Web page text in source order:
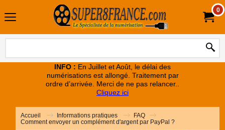
0
INFO : En Juillet et Août, le délai des
numérisations est allongé. Traitement par
ordre d’arrivée. Merci de ne pas relancer..
Cliquez ici
Accueil Informations pratiques
FAQ
Comment envoyer un complément d'argent par PayPal ?